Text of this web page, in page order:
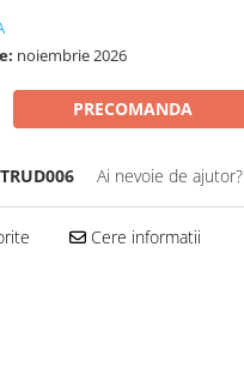
noiembrie 2026
PRECOMANDA
Ai nevoie de ajutor?
Cere informatii